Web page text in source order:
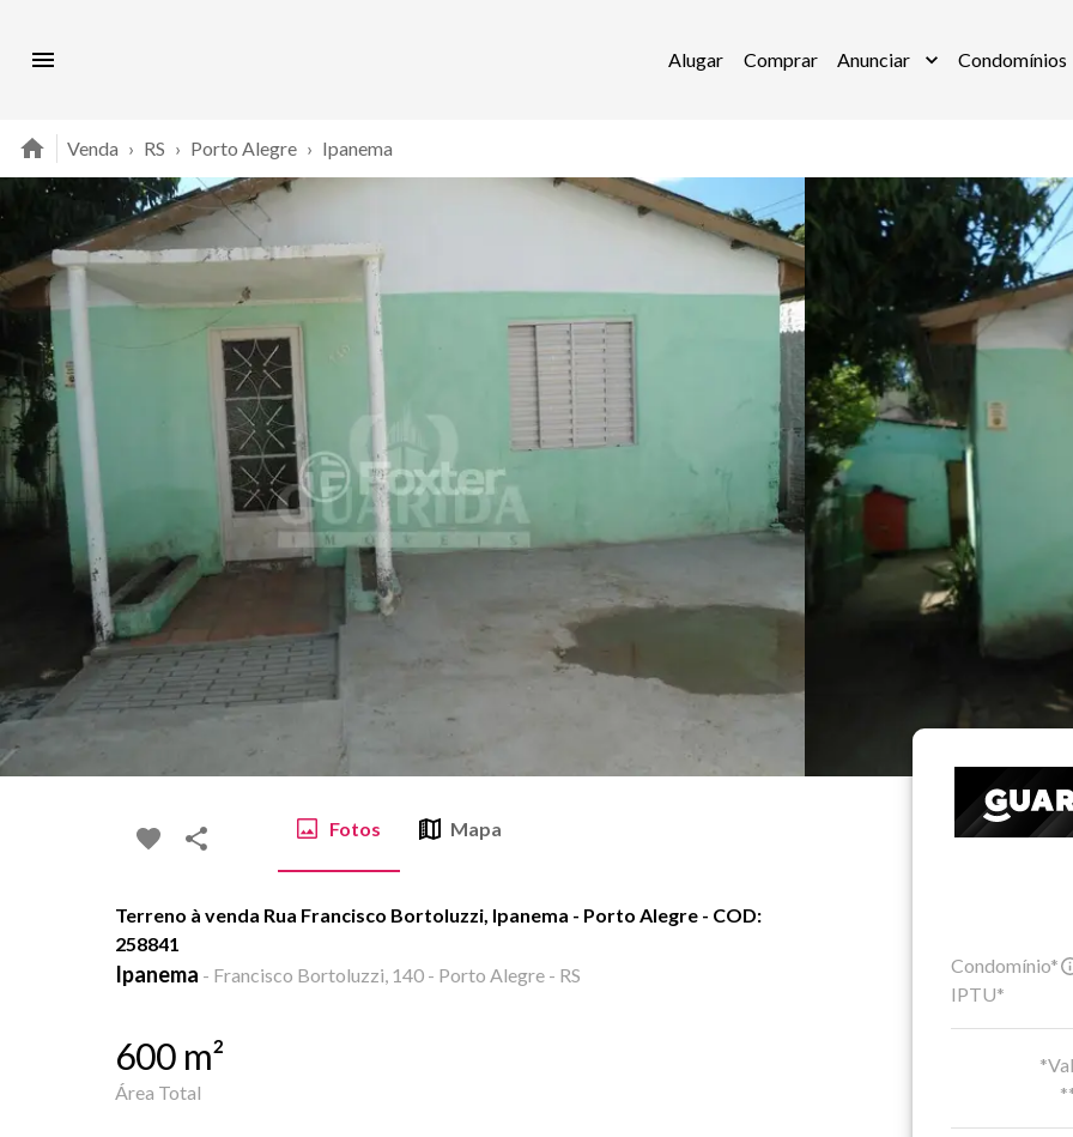
Alugar Comprar Anunciar Condomínios
Venda › RS › Porto Alegre › Ipanema
Fotos Mapa
Terreno à venda Rua Francisco Bortoluzzi, Ipanema - Porto Alegre - COD:
258841
Ipanema - Francisco Bortoluzzi, 140 - Porto Alegre - RS
600 m²
Área Total
Condomínio*
IPTU*